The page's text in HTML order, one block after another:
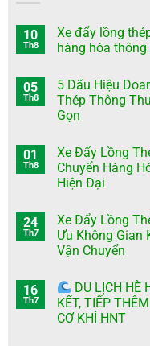
10
Th8
Xe đẩy lồng
hàng hóa
05
Th8
5 Dấu Hiệu
Thép Thông
Gọn
01
Th8
Xe Đẩy Lồng
Chuyển Hàng
Hiện Đại
24
Th7
Xe Đẩy Lồng
Ưu Không Gian
Vận Chuyển
16
Th7
DU LỊCH HÈ
KẾT, TIẾP
CƠ KHÍ HNT